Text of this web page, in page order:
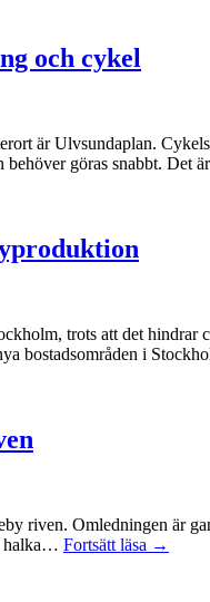
och cykel
är Ulvsundaplan.
behöver göras snabbt. Det
trots att det
bostadsområden i
riven. Omledningen är
halka… Fortsätt läsa →